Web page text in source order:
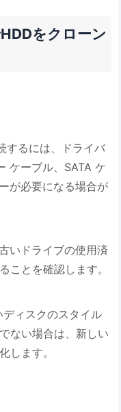
をクローン
るには、ドライバ
ケーブル、SATA ケ
が必要になる場合が
いドライブの使用済
ことを確認します。
ィスクのスタイル
ない場合は、新しい
します。